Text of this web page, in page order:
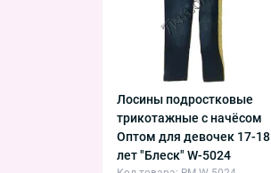
Лосины подростковые
трикотажные с начёсом
Оптом для девочек 17-18
лет "Блеск" W-5024